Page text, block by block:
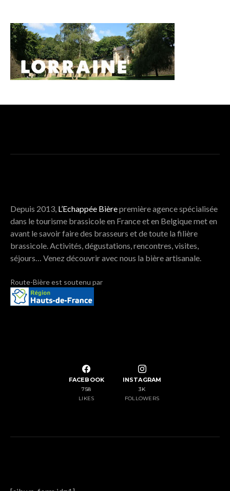
Depuis 2013, L’Echappée Bièrepremière agence spécialisée
dans le tourisme brassicole en France et en Belgique met en
avant le savoir faire des brasseurs et de toute la filière
brassicole. Activités, dégustations, rencontres, visites,
séjours… Venez découvrir avec nous la bière artisanale.
Route-Bière est soutenu par
FACEBOOK
758
LIKES
INSTAGRAM
3K
FOLLOWERS